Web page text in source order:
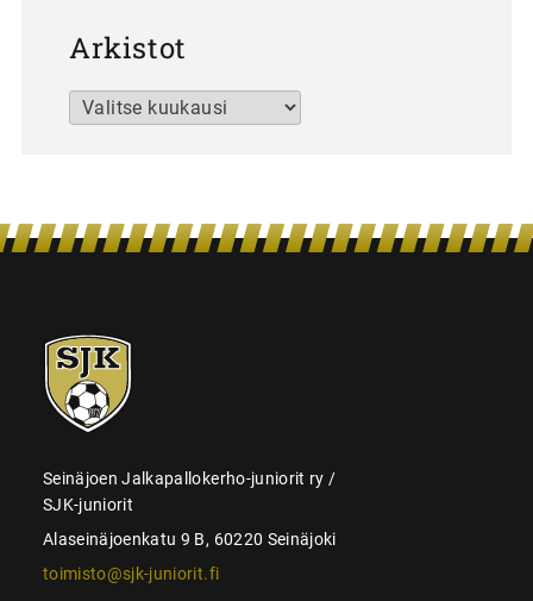
Arkistot
Arkistot
SJK-
juniorit
Seinäjoen Jalkapallokerho-juniorit ry /
SJK-juniorit
Alaseinäjoenkatu 9 B, 60220 Seinäjoki
toimisto@sjk-juniorit.fi